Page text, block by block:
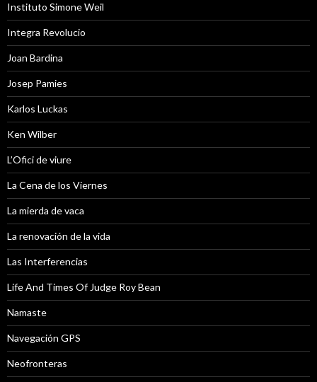
Instituto Simone Weil
Integra Revolucio
Joan Bardina
Josep Pamies
Karlos Luckas
Ken Wilber
L’Ofici de viure
La Cena de los Viernes
La mierda de vaca
La renovación de la vida
Las Interferencias
Life And Times Of Judge Roy Bean
Namaste
Navegación GPS
Neofronteras